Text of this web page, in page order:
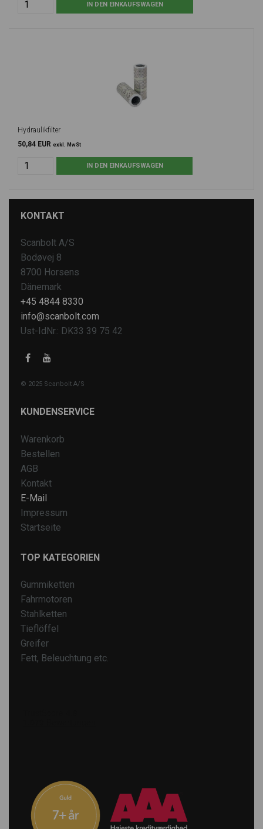
Hydraulikfilter
50,84 EUR exkl. MwSt
KONTAKT
Scanbolt A/S
Bodøvej 8
8700 Horsens
Dänemark
+45 4844 8330
info@scanbolt.com
Ust-IdNr.: DK33 39 75 42
© 2025 Scanbolt A/S
KUNDENSERVICE
Warenkorb
Bestellen
AGB
Kontakt
E-Mail
Impressum
Startseite
TOP KATEGORIEN
Gummiketten
Fahrmotoren
Stahlketten
Tieflöffel
Greifer
Fett, Beleuchtung etc.